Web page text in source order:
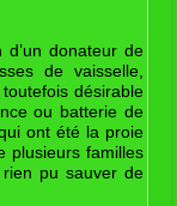
d’un donateur de
de vaisselle,
désirable
ou batterie de
ont été la proie
plusieurs familles
rien pu sauver de